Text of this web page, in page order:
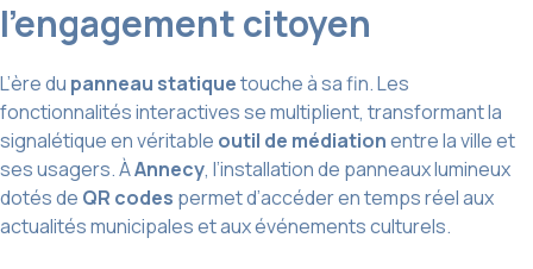
l’engagement citoyen
L’ère du panneau statiquetouche à sa fin. Les
fonctionnalités interactives se multiplient, transformant la
signalétique en véritable outil de médiationentre la ville et
ses usagers. ÀAnnecy, l’installation de panneaux lumineux
dotés de QR codes permet d’accéder en temps réel aux
actualités municipales et aux événements culturels.